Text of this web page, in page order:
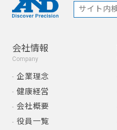
会社情報
Company
企業理念
健康経営
会社概要
役員一覧